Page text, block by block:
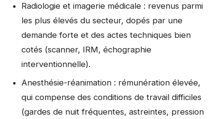
Radiologie et imagerie médicale : revenus parmi
les plus élevés du secteur, dopés par une
demande forte et des actes techniques bien
cotés (scanner, IRM, échographie
interventionnelle).
Anesthésie-réanimation : rémunération élevée,
qui compense des conditions de travail difficiles
(gardes de nuit fréquentes, astreintes, pression